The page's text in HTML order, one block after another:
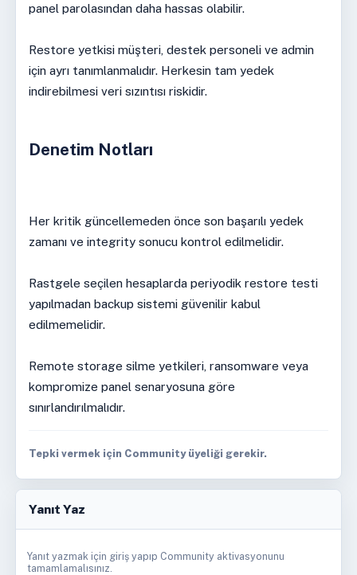
panel parolasından daha hassas olabilir.
Restore yetkisi müşteri, destek personeli ve admin
için ayrı tanımlanmalıdır. Herkesin tam yedek
indirebilmesi veri sızıntısı riskidir.
Denetim Notları
Her kritik güncellemeden önce son başarılı yedek
zamanı ve integrity sonucu kontrol edilmelidir.
Rastgele seçilen hesaplarda periyodik restore testi
yapılmadan backup sistemi güvenilir kabul
edilmemelidir.
Remote storage silme yetkileri, ransomware veya
kompromize panel senaryosuna göre
sınırlandırılmalıdır.
Tepki vermek için Community üyeliği gerekir.
Yanıt Yaz
Yanıt yazmak için giriş yapıp Community aktivasyonunu
tamamlamalısınız.